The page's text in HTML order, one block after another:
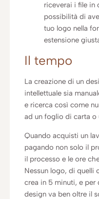
riceverai i file in
possibilità di
tuo logo nella
estensione
Il tempo
La creazione di un
intellettuale sia
e ricerca così come
ad un foglio di carta o
Quando acquisti un
pagando non solo il
il processo e le ore
Nessun logo, di quelli
crea in 5 minuti, e per
design va ben oltre il